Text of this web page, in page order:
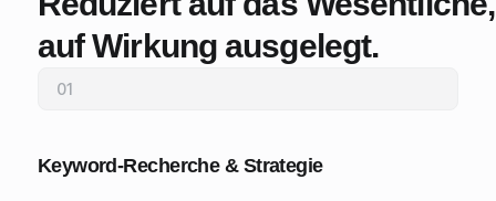
auf Wirkung ausgelegt.
01
Keyword-Recherche & Strategie